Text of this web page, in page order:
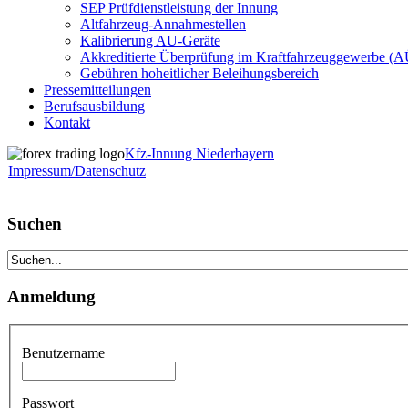
SEP Prüfdienstleistung der Innung
Altfahrzeug-Annahmestellen
Kalibrierung AU-Geräte
Akkreditierte Überprüfung im Kraftfahrzeuggewerbe
Gebühren hoheitlicher Beleihungsbereich
Pressemitteilungen
Berufsausbildung
Kontakt
Kfz-Innung Niederbayern
Impressum/Datenschutz
Suchen
Anmeldung
Benutzername
Passwort